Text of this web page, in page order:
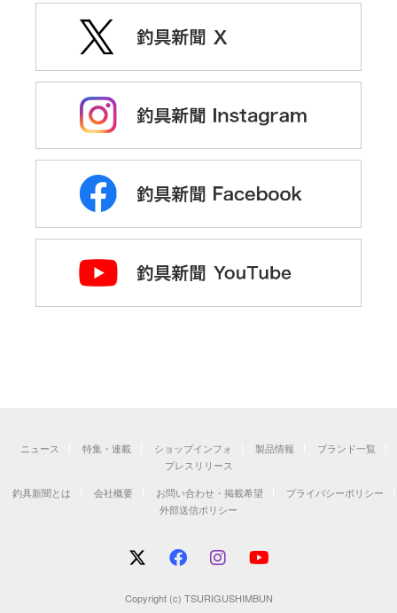
ニュース 特集・連載 ショップインフォ 製品情報
ブランド一覧
プレスリリース
釣具新聞とは
会社概要 お問い合わせ・掲載希望
プライバシーポリシー
外部送信ポリシー
Copyright (c) TSURIGUSHIMBUN